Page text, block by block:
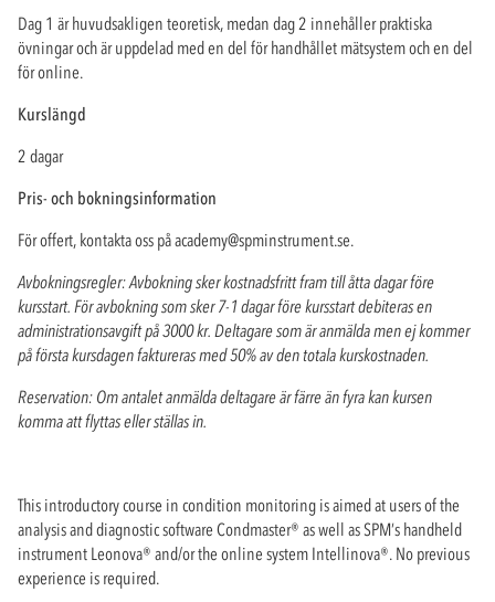
Dag 1 är huvudsakligen teoretisk, medan dag 2 innehåller praktiska
övningar och är uppdelad med en del för handhållet mätsystem och en del
för online.
Kurslängd
2 dagar
Pris- och bokningsinformation
För offert, kontakta oss påacademy@spminstrument.se.
Avbokningsregler: Avbokning sker kostnadsfritt fram till åtta dagar före
kursstart. För avbokning som sker 7-1 dagar före kursstart debiteras en
administrationsavgift på 3000 kr. Deltagare som är anmälda men ej kommer
på första kursdagen faktureras med 50% av den totala kurskostnaden.
Reservation: Om antalet anmälda deltagare är färre än fyra kan kursen
komma att flyttas eller ställas in.
This introductory course in condition monitoring is aimed at users of the
analysis and diagnostic software Condmaster® as well as SPM’s handheld
instrument Leonova® and/or the online system Intellinova®. No previous
experience is required.